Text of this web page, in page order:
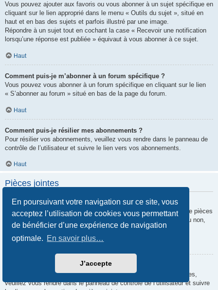
En poursuivant votre navigation sur ce site, vous
acceptez l’utilisation de cookies vous permettant
de bénéficier d’une expérience de navigation
optimale. En savoir plus…
J’accepte
Vous pouvez ajouter aux favoris ou vous abonner à un sujet spécifique en
cliquant sur le lien approprié dans le menu « Outils du sujet », situé en
haut et en bas des sujets et parfois illustré par une image.
Répondre à un sujet tout en cochant la case « Recevoir une notification
lorsqu’une réponse est publiée » équivaut à vous abonner à ce sujet.
Haut
Comment puis-je m’abonner à un forum spécifique ?
Vous pouvez vous abonner à un forum spécifique en cliquant sur le lien
« S’abonner au forum » situé en bas de la page du forum.
Haut
Comment puis-je résilier mes abonnements ?
Pour résilier vos abonnements, veuillez vous rendre dans le panneau de
contrôle de l’utilisateur et suivre le lien vers vos abonnements.
Haut
Pièces jointes
Quelles pièces jointes sont autorisées sur ce forum ?
Chaque administrateur peut autoriser ou interdire certains types de pièces
jointes. Si vous n’êtes pas certain de savoir ce qui est autorisé ou non,
nous vous invitons à contacter un administrateur du forum.
Comment puis-je retrouver toutes mes pièces jointes ?
Pour retrouver la liste des pièces jointes que vous avez transférées,
veuillez vous rendre dans le panneau de contrôle de l’utilisateur et suivre